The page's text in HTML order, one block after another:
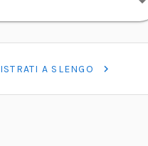
A SLENGO